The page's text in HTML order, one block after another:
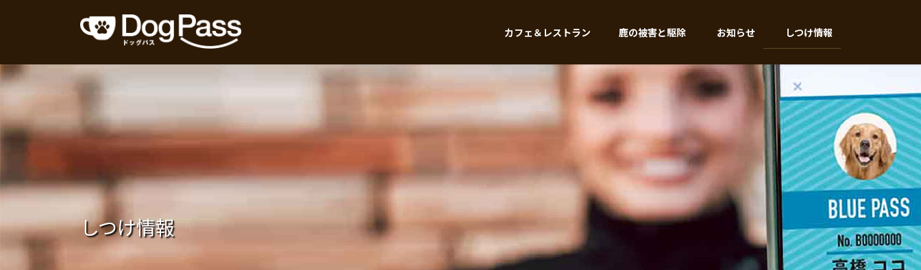
ツ
へ
ス
キ
ッ
シ
ョ
ン
に
移
カフェ＆レストラン 鹿の被害と駆除 お知らせ しつけ情報
しつけ情報